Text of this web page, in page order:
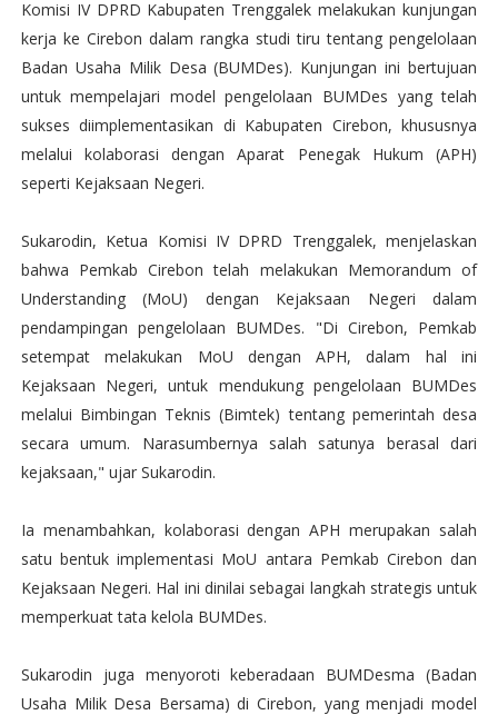
Komisi IV DPRD Kabupaten Trenggalek melakukan kunjungan
kerja ke Cirebon dalam rangka studi tiru tentang pengelolaan
Badan Usaha Milik Desa (BUMDes). Kunjungan ini bertujuan
untuk mempelajari model pengelolaan BUMDes yang telah
sukses diimplementasikan di Kabupaten Cirebon, khususnya
melalui kolaborasi dengan Aparat Penegak Hukum (APH)
seperti Kejaksaan Negeri.
Sukarodin, Ketua Komisi IV DPRD Trenggalek, menjelaskan
bahwa Pemkab Cirebon telah melakukan Memorandum of
Understanding (MoU) dengan Kejaksaan Negeri dalam
pendampingan pengelolaan BUMDes. "Di Cirebon, Pemkab
setempat melakukan MoU dengan APH, dalam hal ini
Kejaksaan Negeri, untuk mendukung pengelolaan BUMDes
melalui Bimbingan Teknis (Bimtek) tentang pemerintah desa
secara umum. Narasumbernya salah satunya berasal dari
kejaksaan," ujar Sukarodin.
Ia menambahkan, kolaborasi dengan APH merupakan salah
satu bentuk implementasi MoU antara Pemkab Cirebon dan
Kejaksaan Negeri. Hal ini dinilai sebagai langkah strategis untuk
memperkuat tata kelola BUMDes.
Sukarodin juga menyoroti keberadaan BUMDesma (Badan
Usaha Milik Desa Bersama) di Cirebon, yang menjadi model